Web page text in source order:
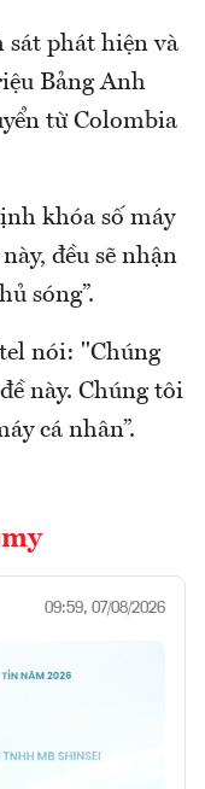
sát phát hiện và
Bảng Anh
từ Colombia
khóa số máy
đều sẽ nhận
sóng”.
nói: "Chúng
này. Chúng tôi
cá nhân”.
09:59, 07/08/2026